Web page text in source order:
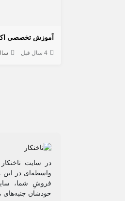
4 سال قبل
در سایت
واسطه‌ای در این
فروشِ شما، سایت
خودشان جنبه‌های